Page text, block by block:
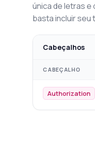
única de letras e
basta incluir seu
Cabeçalhos
CABEÇALHO
Authorization